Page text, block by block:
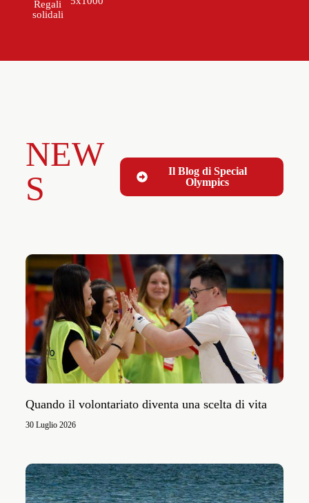
Regali
solidali
NEW
S
Il Blog di Special
Olympics
Quando il volontariato diventa una scelta di vita
30 Luglio 2026